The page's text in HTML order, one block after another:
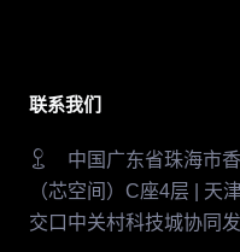
联系我们
中国广东省珠海市
（芯空间）C座4层 | 天
交口中关村科技城协同